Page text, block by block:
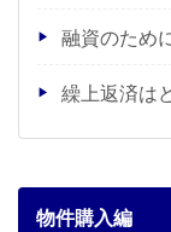
融資のため
繰上返済は
物件購入編